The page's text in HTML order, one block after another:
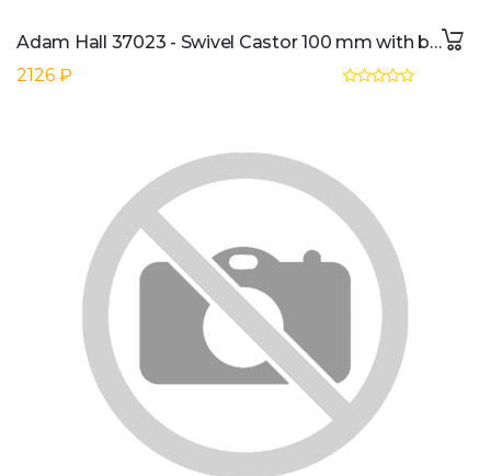
Adam Hall 37023 - Swivel Castor 100 mm with blue Wheel
2126 ₽